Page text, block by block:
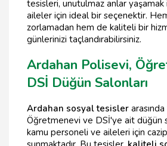
tesisleri, unutulmaz anlar
aileler için ideal bir seçenektir.
zorlamadan hem de kaliteli bir
günlerinizi taçlandırabilirsiniz.
Ardahan Polisevi,
DSİ Düğün Salonları
Ardahan sosyal tesisler
Öğretmenevi ve DSİ'ye ait düğün
kamu personeli ve aileleri için